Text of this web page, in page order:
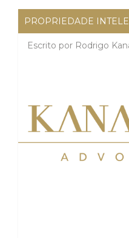
PROPRIEDADE
Escrito por Rodrigo